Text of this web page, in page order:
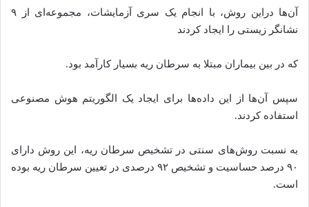
آن‌ها دراین روش، با انجام یک سری آزمایشات، مجموعه‌ای از ۹
نشانگر زیستی را ایجاد کردند
که در بین بیماران مبتلا به سرطان ریه بسیار کارآمد بود.
سپس آن‌ها از این داده‌ها برای ایجاد یک الگوریتم هوش مصنوعی
استفاده کردند.
به نسبت روش‌های سنتی در تشخیص سرطان ریه، این روش دارای
۹۰ درصد حساسیت و تشخیص ۹۲ درصدی در تعیین سرطان ریه بوده
است.